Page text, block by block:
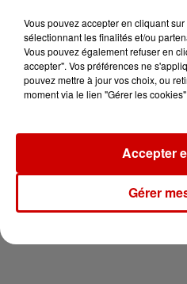
Le Duel -
en jet ski !
Newsletter
Vous pouvez accepter en cliquant
sélectionnant les finalités et/ou
Vous pouvez également refuser en
accepter". Vos préférences ne
pouvez mettre à jour vos choix, ou
moment via le lien "Gérer les
Gérer
Accepter